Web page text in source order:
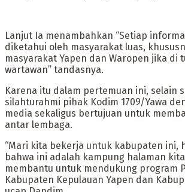
Lanjut Ia menambahkan “Setiap
diketahui oleh masyarakat luas,
masyarakat Yapen dan Waropen jika di
wartawan” tandasnya.
Karena itu dalam pertemuan ini, selain
silahturahmi pihak Kodim 1709/Yawa
media sekaligus bertujuan untuk
antar lembaga.
“Mari kita bekerja untuk kabupaten ini,
bahwa ini adalah kampung halaman
membantu untuk mendukung program
Kabupaten Kepulauan Yapen dan